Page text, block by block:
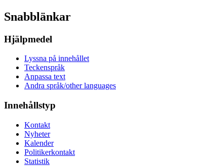
Snabblänkar
Hjälpmedel
Lyssna på innehållet
Teckenspråk
Anpassa text
Andra språk/other languages
Innehållstyp
Kontakt
Nyheter
Kalender
Politikerkontakt
Statistik